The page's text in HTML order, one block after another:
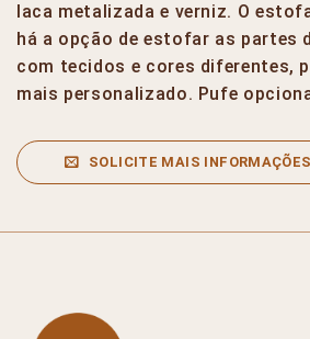
laca metalizada e verniz. O
há a opção de estofar as partes
com tecidos e cores diferentes,
mais personalizado. Pufe
SOLICITE MAIS INFORMAÇÕES